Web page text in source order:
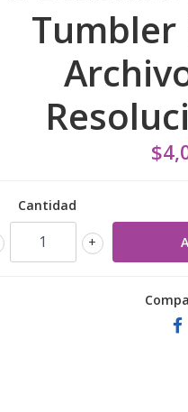
Cantidad
+